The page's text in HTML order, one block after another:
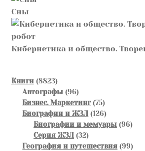
Сны
Кибернетика и общество.
Книги 88238823
товара
Автографы 9696
товаров
Бизнес. Маркетинг 7575
товаров
Биографии и ЖЗЛ 126126
товаров
Биографии и мемуары 9696
Серия ЖЗЛ 3232
товара
География и путешествия 9999